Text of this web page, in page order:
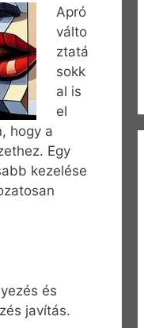
Apró
válto
ztatá
sokk
al is
el
hogy a
Egy
kezelése
és
javítás.